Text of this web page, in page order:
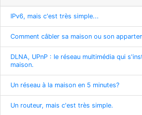
IPv6, mais c'est très simple...
Comment câbler sa maison ou son
DLNA, UPnP : le réseau multimédia qui
maison.
Un réseau à la maison en 5 minutes?
Un routeur, mais c'est très simple.